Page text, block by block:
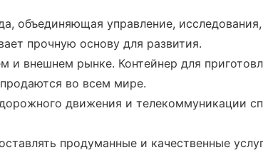
объединяющая управление,
прочную основу для развития.
и внешнем рынке. Контейнер для
во всем мире.
движения и телекоммуникации
продуманные и качественные